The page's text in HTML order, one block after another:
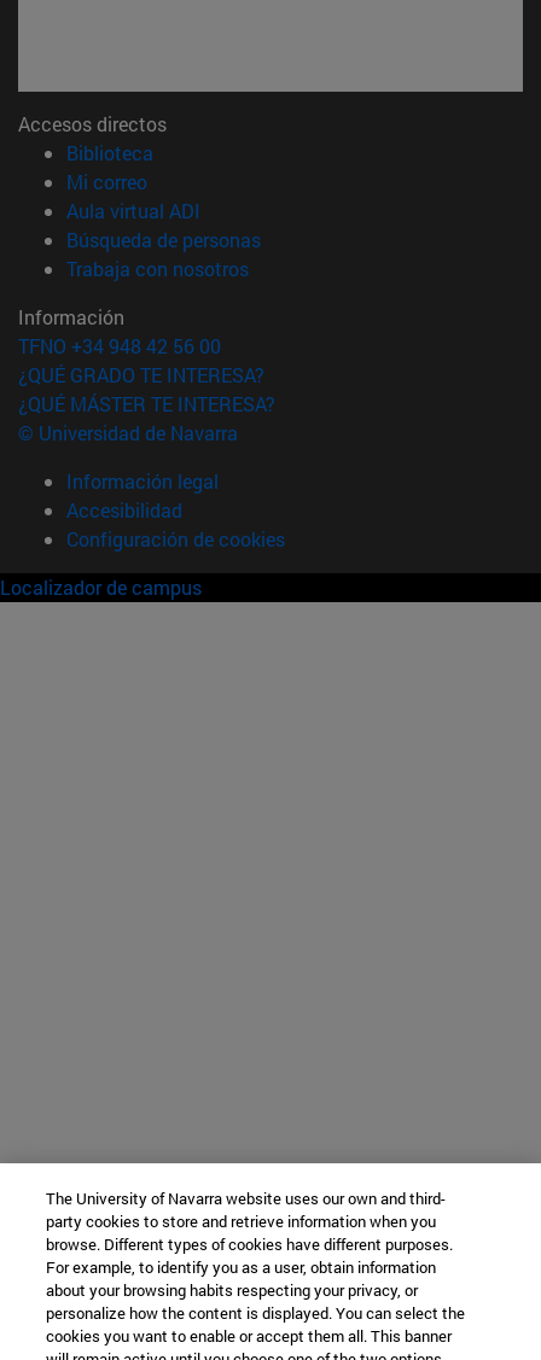
Accesos directos
Biblioteca
Mi correo(abre en nueva ventana)
Aula virtual ADI
Búsqueda de personas(abre en nueva ventana)
Trabaja con nosotros(abre en nueva ventana)
Información
TFNO +34 948 42 56 00
¿QUÉ GRADO TE INTERESA?
¿QUÉ MÁSTER TE INTERESA?
© Universidad de Navarra
Información legal
Accesibilidad
Configuración de cookies
Localizador de campus
The University of Navarra website uses our own and third-
party cookies to store and retrieve information when you
browse. Different types of cookies have different purposes.
For example, to identify you as a user, obtain information
about your browsing habits respecting your privacy, or
personalize how the content is displayed. You can select the
cookies you want to enable or accept them all. This banner